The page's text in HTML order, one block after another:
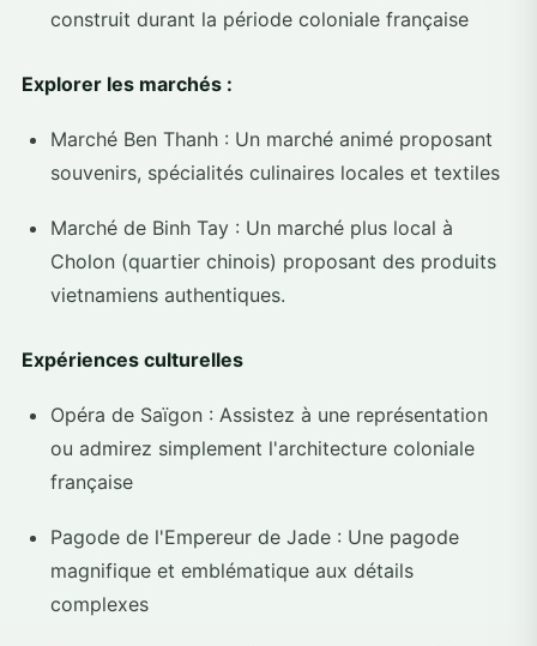
construit durant la période coloniale française
Explorer les marchés :
Marché Ben Thanh : Un marché animé proposant
souvenirs, spécialités culinaires locales et textiles
Marché de Binh Tay : Un marché plus local à
Cholon (quartier chinois) proposant des produits
vietnamiens authentiques.
Expériences culturelles
Opéra de Saïgon : Assistez à une représentation
ou admirez simplement l'architecture coloniale
française
Pagode de l'Empereur de Jade : Une pagode
magnifique et emblématique aux détails
complexes